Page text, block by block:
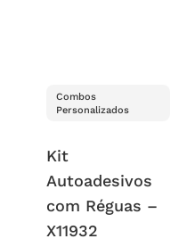
Combos
Personalizados
Kit
Autoadesivos
com Réguas –
X11932